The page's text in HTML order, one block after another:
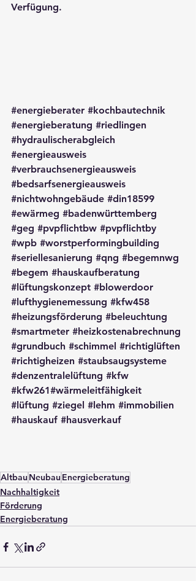
Verfügung.
#energieberater #kochbautechnik
#energieberatung #riedlingen
#hydraulischerabgleich
#energieausweis
#verbrauchsenergieausweis
#bedsarfsenergieausweis
#nichtwohngebäude #din18599
#ewärmeg #badenwürttemberg
#geg #pvpflichtbw #pvpflichtby
#wpb #worstperformingbuilding
#seriellesanierung #qng #begemnwg
#begem #hauskaufberatung
#lüftungskonzept #blowerdoor
#lufthygienemessung #kfw458
#heizungsförderung #beleuchtung
#smartmeter #heizkostenabrechnung
#grundbuch #schimmel #richtiglüften
#richtigheizen #staubsaugsysteme
#denzentralelüftung #kfw
#kfw261#wärmeleitfähigkeit
#lüftung #ziegel #lehm #immobilien
#hauskauf #hausverkauf
Altbau Neubau Energieberatung
Nachhaltigkeit
Förderung
Energieberatung